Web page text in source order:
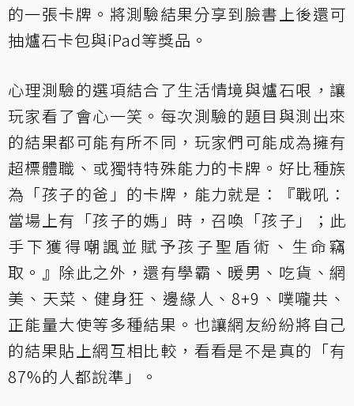
的一張卡牌。將測驗結果分享到臉書上後還可
抽爐石卡包與iPad等獎品。
心理測驗的選項結合了生活情境與爐石哏，讓
玩家看了會心一笑。每次測驗的題目與測出來
的結果都可能有所不同，玩家們可能成為擁有
超標體職、或獨特特殊能力的卡牌。好比種族
為「孩子的爸」的卡牌，能力就是：『戰吼：
當場上有「孩子的媽」時，召喚「孩子」；此
手下獲得嘲諷並賦予孩子聖盾術、生命竊
取。』除此之外，還有學霸、暖男、吃貨、網
美、天菜、健身狂、邊緣人、8+9、噗嚨共、
正能量大使等多種結果。也讓網友紛紛將自己
的結果貼上網互相比較，看看是不是真的「有
87%的人都說準」。